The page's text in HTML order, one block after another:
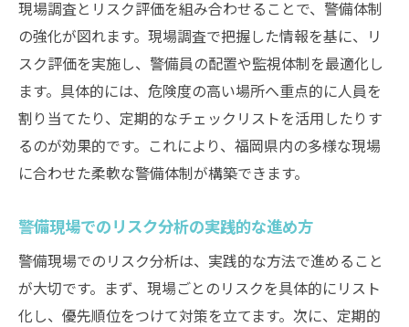
現場調査とリスク評価を組み合わせることで、警備体制
の強化が図れます。現場調査で把握した情報を基に、リ
スク評価を実施し、警備員の配置や監視体制を最適化し
ます。具体的には、危険度の高い場所へ重点的に人員を
割り当てたり、定期的なチェックリストを活用したりす
るのが効果的です。これにより、福岡県内の多様な現場
に合わせた柔軟な警備体制が構築できます。
警備現場でのリスク分析の実践的な進め方
警備現場でのリスク分析は、実践的な方法で進めること
が大切です。まず、現場ごとのリスクを具体的にリスト
化し、優先順位をつけて対策を立てます。次に、定期的